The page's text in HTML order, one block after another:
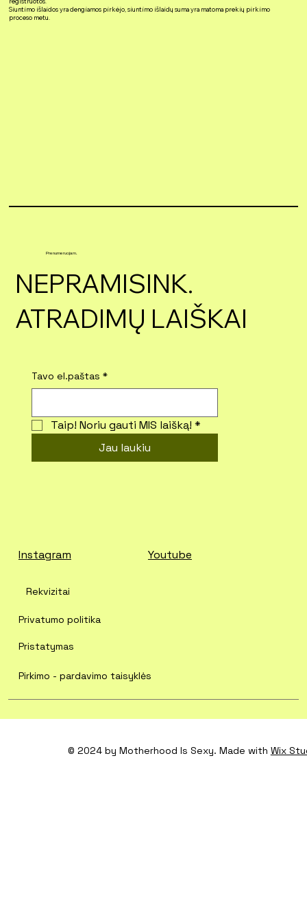
Siuntimo išlaidos yra dengiamos pirkėjo, siuntimo išlaidų suma yra matoma prekių pirkimo
proceso metu.
Prenumeruojam.
NEPRAMISINK.
ATRADIMŲ LAIŠKAI
Instagram
Privatumo politika
Pristatymas
Pirkimo - pardavimo taisyklės
Rekvizitai
© 2024 by Motherhood Is Sexy. Made with Wix
Youtube
Tavo el.paštas *
Taip! Noriu gauti MIS laišką! *
Jau laukiu